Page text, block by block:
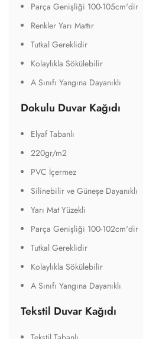
Parça Genişliği 100-105cm'dir
Renkler Yarı Mattır
Tutkal Gereklidir
Kolaylıkla Sökülebilir
A Sınıfı Yangına Dayanıklı
Dokulu Duvar Kağıdı
Elyaf Tabanlı
220gr/m2
PVC İçermez
Silinebilir ve Güneşe Dayanıklı
Yarı Mat Yüzekli
Parça Genişliği 100-102cm'dir
Tutkal Gereklidir
Kolaylıkla Sökülebilir
A Sınıfı Yangına Dayanıklı
Tekstil Duvar Kağıdı